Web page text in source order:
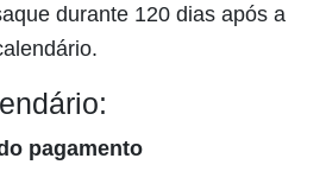
durante 120 dias após a
pagamento